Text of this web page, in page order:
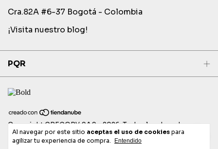
Al navegar por este sitio aceptas el uso de cookies para
agilizar tu experiencia de compra.
Entendido
Cra.82A #6-37 Bogotá - Colombia
¡Visita nuestro blog!
PQR
Copyright GREGORY SAS - 2026. Todos los derechos
reservados.